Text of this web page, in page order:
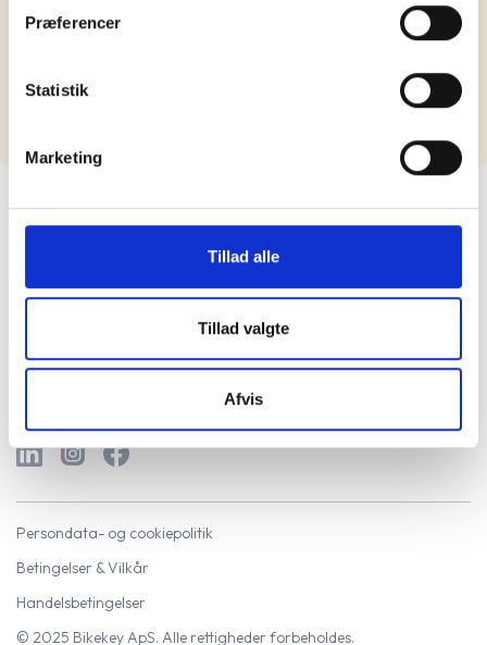
Præferencer
Statistik
Marketing
Tillad alle
Tillad valgte
Afvis
Grå
Persondata- og cookiepolitik
Betingelser & Vilkår
Handelsbetingelser
© 2025 Bikekey ApS. Alle rettigheder forbeholdes.